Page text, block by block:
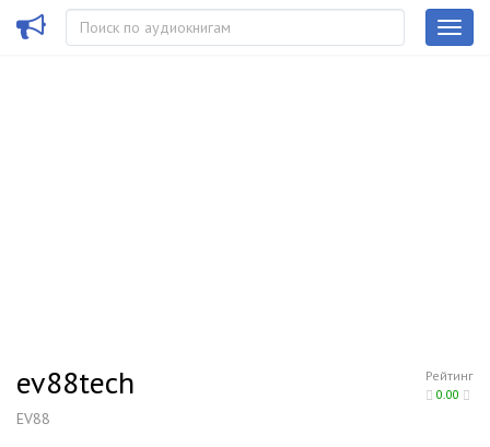
Рейтинг
0.00
ev88tech
EV88